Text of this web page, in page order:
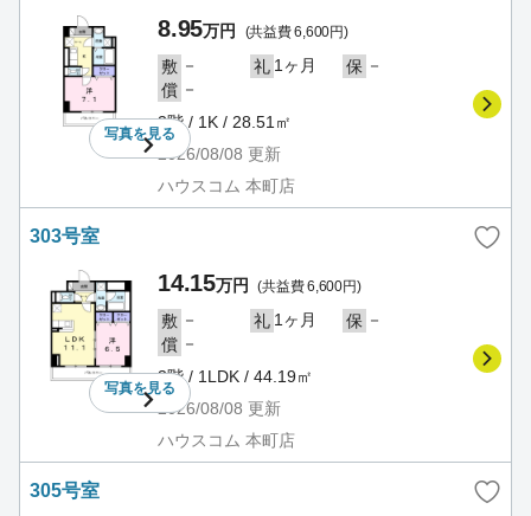
写真を見る
8.95万円 (共益費 6,600円)
敷 － 礼 1ヶ月 保 －
償 －
3階 / 1K / 28.51㎡
2026/08/08 更新
ハウスコム 本町店
303号室
写真を見る
14.15万円 (共益費 6,600円)
敷 － 礼 1ヶ月 保 －
償 －
3階 / 1LDK / 44.19㎡
2026/08/08 更新
ハウスコム 本町店
305号室